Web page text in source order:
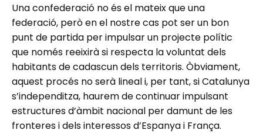
Una confederació no és el mateix que una
federació, però en el nostre cas pot ser un bon
punt de partida per impulsar un projecte polític
que només reeixirà si respecta la voluntat dels
habitants de cadascun dels territoris. Òbviament,
aquest procés no serà lineal i, per tant, si Catalunya
s’independitza, haurem de continuar impulsant
estructures d’àmbit nacional per damunt de les
fronteres i dels interessos d’Espanya i França.